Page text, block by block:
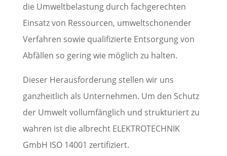
die Umweltbelastung durch fachgerechten
Einsatz von Ressourcen, umweltschonender
Verfahren sowie qualifizierte Entsorgung von
Abfällen so gering wie möglich zu halten.
Dieser Herausforderung stellen wir uns
ganzheitlich als Unternehmen. Um den Schutz
der Umwelt vollumfänglich und strukturiert zu
wahren ist die albrecht ELEKTROTECHNIK
GmbH ISO 14001 zertifiziert.